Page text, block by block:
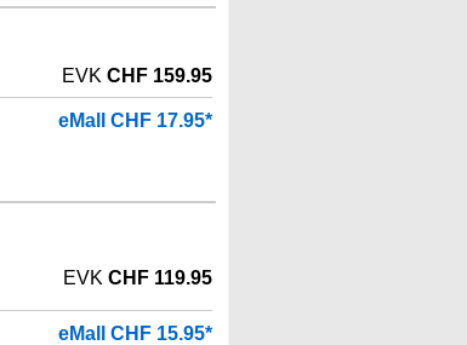
EVK CHF 159.95
eMall CHF 17.95*
EVK CHF 119.95
eMall CHF 15.95*